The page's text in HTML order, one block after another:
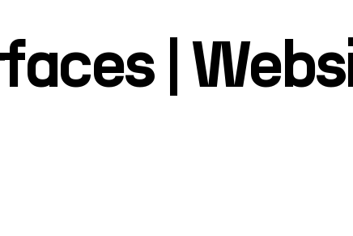
faces|Webs